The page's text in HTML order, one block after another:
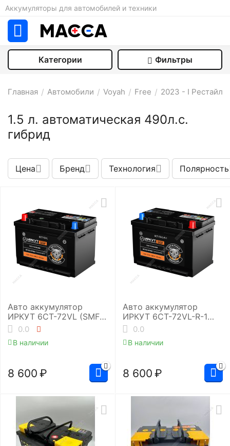
Аккумуляторы для автомобилей и техники
Категории Фильтры
1.5 л. автоматическая 490л.с.
гибрид
Главная / Автомобили / Voyah / Free / 2023 - I
Цена Бренд Технология Полярность
Авто аккумулятор
ИРКУТ 6CT-72VL (SMF-
L3RU)
0.0
В наличии
8 600 ₽
Авто аккумулятор
ИРКУТ 6CT-72VL-R-1
(SMF-L3EU)
0.0
В наличии
8 600 ₽